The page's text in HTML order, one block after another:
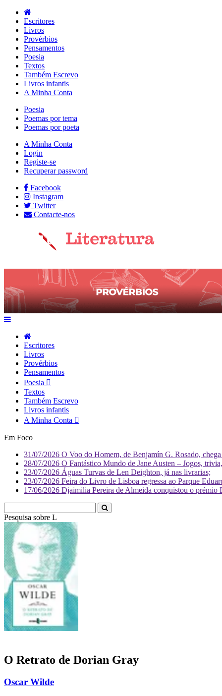
Escritores
Livros
Provérbios
Pensamentos
Poesia
Textos
Também Escrevo
Livros infantis
A Minha Conta
Poesia
Poemas por tema
Poemas por poeta
A Minha Conta
Login
Registe-se
Recuperar password
Facebook
Instagram
Twitter
Contacte-nos
Escritores
Livros
Provérbios
Pensamentos
Poesia
Textos
Também Escrevo
Livros infantis
A Minha Conta
Em Foco
31/07/2026 O Voo do Homem, de Benjamín G. Rosado,
28/07/2026 O Fantástico Mundo de Jane Austen – Jogos,
23/07/2026 Águas Turvas de Len Deighton, já nas livrarias;
23/07/2026 Feira do Livro de Lisboa regressa ao Parque
17/06/2026 Djaimilia Pereira de Almeida conquistou o
Pesquisa sobre Literatura
O Retrato de Dorian Gray
Oscar Wilde